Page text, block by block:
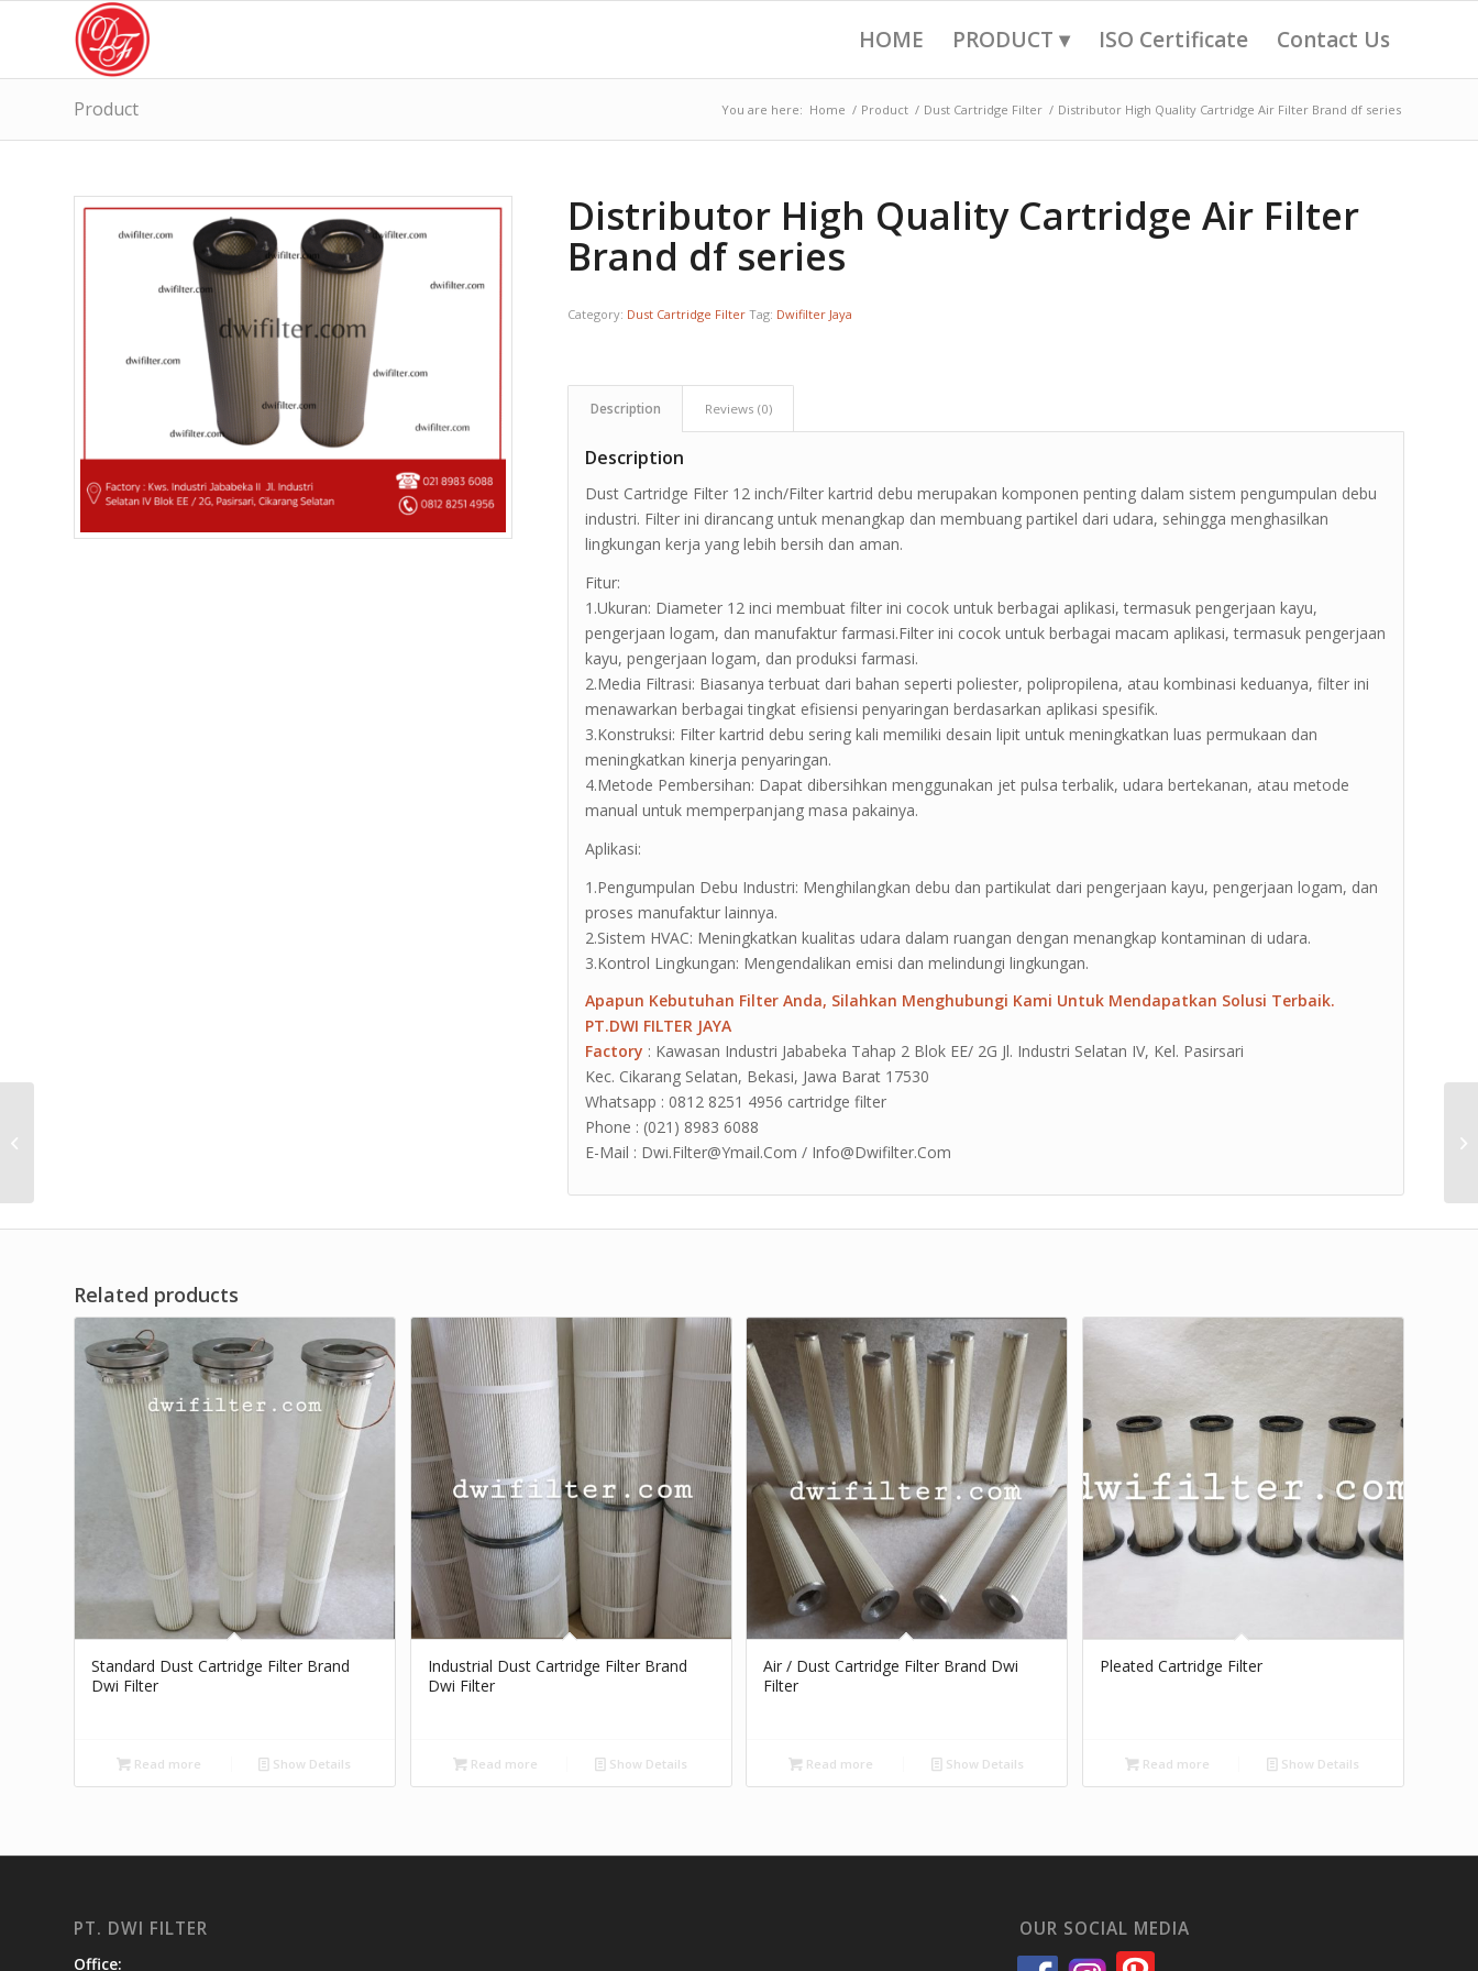
HOME PRODUCT ▾ ISO Certificate Contact Us
Product You are here: Home / Product / Dust Cartridge Filter / Distributor High Quality Cartridge Air Filter Brand df series
Distributor High Quality Cartridge Air Filter
Brand df series
Category: Dust Cartridge Filter Tag: Dwifilter Jaya
Description Reviews (0)
Description
Dust Cartridge Filter 12 inch/Filter kartrid debu merupakan komponen penting dalam sistem pengumpulan debu
industri. Filter ini dirancang untuk menangkap dan membuang partikel dari udara, sehingga menghasilkan
lingkungan kerja yang lebih bersih dan aman.
Fitur:
1.Ukuran: Diameter 12 inci membuat filter ini cocok untuk berbagai aplikasi, termasuk pengerjaan kayu,
pengerjaan logam, dan manufaktur farmasi.Filter ini cocok untuk berbagai macam aplikasi, termasuk pengerjaan
kayu, pengerjaan logam, dan produksi farmasi.
2.Media Filtrasi: Biasanya terbuat dari bahan seperti poliester, polipropilena, atau kombinasi keduanya, filter ini
menawarkan berbagai tingkat efisiensi penyaringan berdasarkan aplikasi spesifik.
3.Konstruksi: Filter kartrid debu sering kali memiliki desain lipit untuk meningkatkan luas permukaan dan
meningkatkan kinerja penyaringan.
4.Metode Pembersihan: Dapat dibersihkan menggunakan jet pulsa terbalik, udara bertekanan, atau metode
manual untuk memperpanjang masa pakainya.
Aplikasi:
1.Pengumpulan Debu Industri: Menghilangkan debu dan partikulat dari pengerjaan kayu, pengerjaan logam, dan
proses manufaktur lainnya.
2.Sistem HVAC: Meningkatkan kualitas udara dalam ruangan dengan menangkap kontaminan di udara.
3.Kontrol Lingkungan: Mengendalikan emisi dan melindungi lingkungan.
Apapun Kebutuhan Filter Anda, Silahkan Menghubungi Kami Untuk Mendapatkan Solusi Terbaik.
PT.DWI FILTER JAYA
Factory : Kawasan Industri Jababeka Tahap 2 Blok EE/ 2G Jl. Industri Selatan IV, Kel. Pasirsari
Kec. Cikarang Selatan, Bekasi, Jawa Barat 17530
Whatsapp : 0812 8251 4956 cartridge filter
Phone : (021) 8983 6088
E-Mail : Dwi.Filter@Ymail.Com / Info@Dwifilter.Com
Related products
Standard Dust Cartridge Filter Brand
Dwi Filter
Read more Show Details
Industrial Dust Cartridge Filter Brand
Dwi Filter
Read more Show Details
Air / Dust Cartridge Filter Brand Dwi
Filter
Read more Show Details
Pleated Cartridge Filter
Read more Show Details
PT. DWI FILTER
Office:
OUR SOCIAL MEDIA